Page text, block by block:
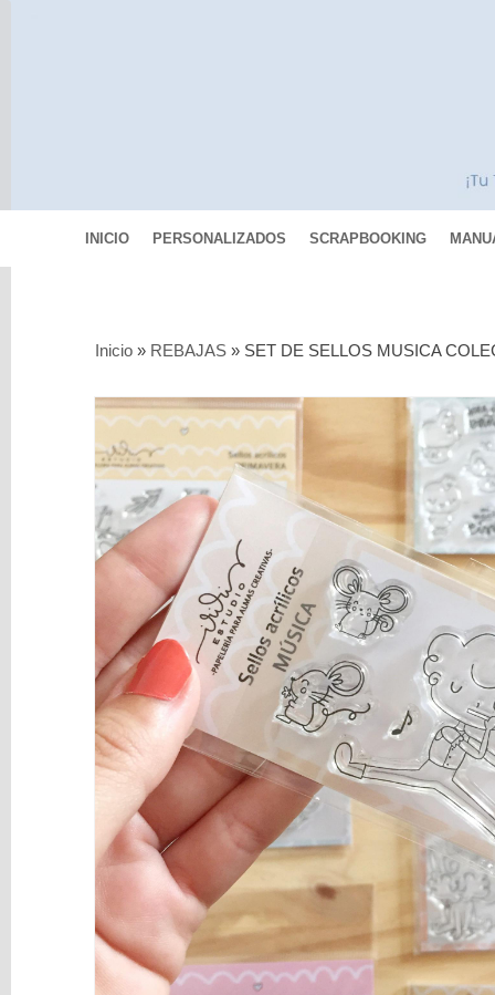
INICIO PERSONALIZADOS SCRAPBOOKING
MIXED
MEDIA
Pinturas
Mediums
Máquinas
REBAJAS
Novedades
NAVIDAD
Papelería
Herramientas
Scrapbooking
Resinas
Inicio » REBAJAS » SET DE SELLOS MUSICA